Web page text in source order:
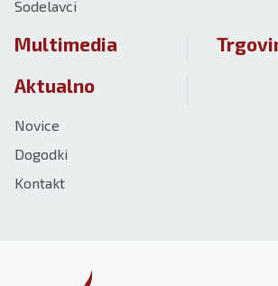
Sodelavci
Multimedia
Aktualno
Novice
Dogodki
Kontakt